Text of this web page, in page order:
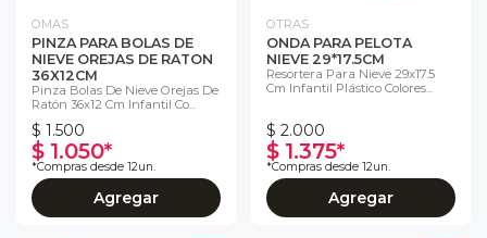
OMAS
PINZA PARA BOLAS DE
NIEVE OREJAS DE RATON
36X12CM
Pinza Bolas De Nieve Orejas De
Ratón 36x12 Cm Infantil Co...
$ 1.500
$ 1.050*
*Compras desde 12un.
Agregar
OTRAS
ONDA PARA PELOTA
NIEVE 29*17.5CM
Resortera Para Nieve 29x17.5
Cm Infantil Plástico Colores...
$ 2.000
$ 1.375*
*Compras desde 12un.
Agregar